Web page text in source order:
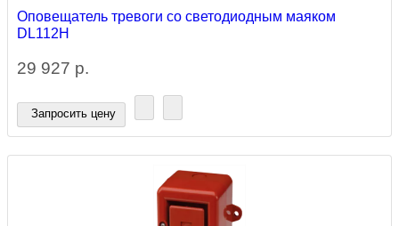
Оповещатель тревоги со светодиодным маяком
DL112H
29 927 р.
Запросить цену